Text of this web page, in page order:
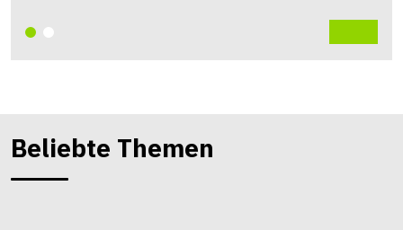
Beliebte Themen